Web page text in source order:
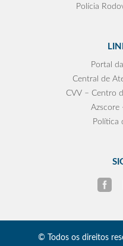
Polícia
Portal
Central de
CVV – Centro
Azscore
Política
© Todos os direitos